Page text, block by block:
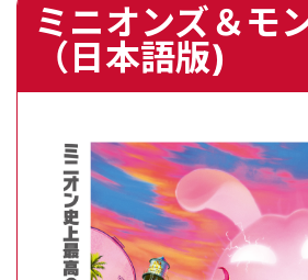
ミニオンズ＆モ
（日本語版)